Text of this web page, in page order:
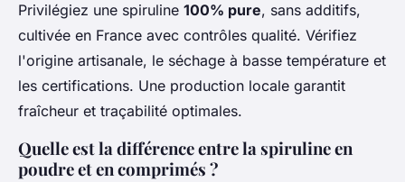
Privilégiez une spiruline 100% pure, sans additifs,
cultivée en France avec contrôles qualité. Vérifiez
l'origine artisanale, le séchage à basse température et
les certifications. Une production locale garantit
fraîcheur et traçabilité optimales.
Quelle est la différence entre la spiruline en
poudre et en comprimés ?